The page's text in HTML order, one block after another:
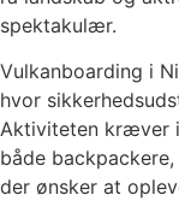
spektakulær.
Vulkanboarding i
hvor
Aktiviteten kræver
både
der ønsker at